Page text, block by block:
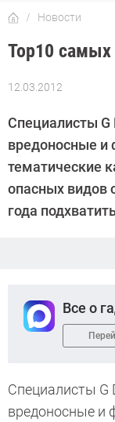
Новости
Тор10 самых
12.03.2012
Автор:
Специалисты G
вредоносные и
тематические
опасных видов
года
Все о
Специалисты G
вредоносные и